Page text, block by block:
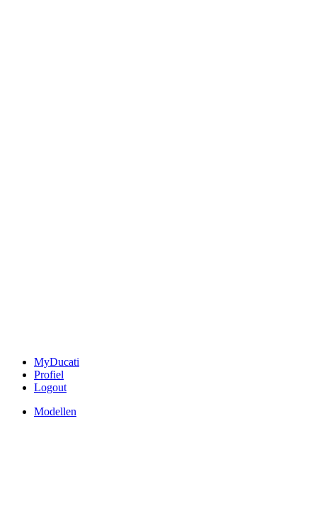
MyDucati
Profiel
Logout
Modellen